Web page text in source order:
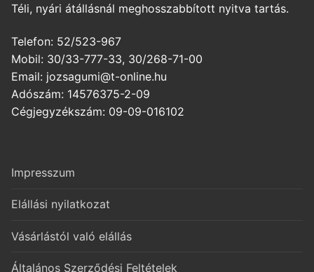
Téli, nyári átállásnál meghosszabbított nyitva tartás.
Telefon: 52/523-967
Mobil: 30/33-777-33, 30/268-71-00
Email: jozsagumi@t-online.hu
Adószám: 14576375-2-09
Cégjegyzékszám: 09-09-016102
Impresszum
Elállási nyilatkozat
Vásárlástól való elállás
Általános Szerződési Feltételek